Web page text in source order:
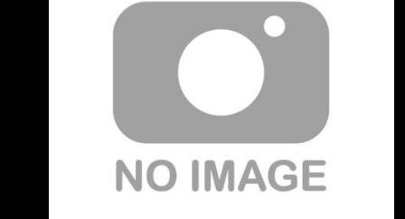
https://x.com/Kojima_Hideo/status/208548561
7643929605 在「大衛・基利劇院（David
Keighley Theater）」， 我觀看了諾蘭導演的
《奧德賽》（全片以IMAX膠卷攝影機拍攝），
而且是用 70mm 膠卷 IMAX放映的版本。 與其
說我是在「看」銀幕，不如說我一直都「身處其
中」！ 更像